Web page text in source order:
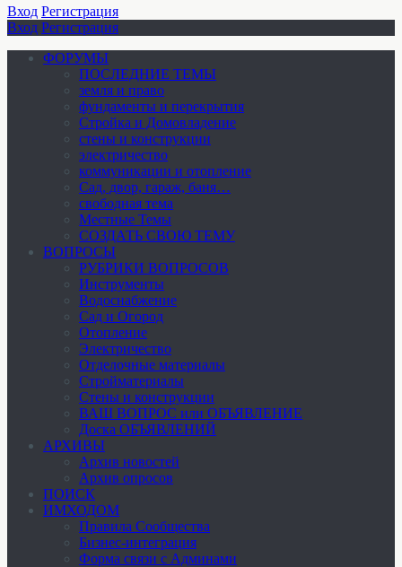
Вход Регистрация
Вход Регистрация
ФОРУМЫ
ПОСЛЕДНИЕ ТЕМЫ
земля и право
фундаменты и перекрытия
Стройка и Домовладение
стены и конструкции
электричество
коммуникации и отопление
Cад, двор, гараж, баня…
свободная тема
Местные Темы
СОЗДАТЬ СВОЮ ТЕМУ
ВОПРОСЫ
РУБРИКИ ВОПРОСОВ
Инструменты
Водоснабжение
Сад и Огород
Отопление
Электричество
Отделочные материалы
Стройматериалы
Стены и конструкции
ВАШ ВОПРОС или ОБЪЯВЛЕНИЕ
Доска ОБЪЯВЛЕНИЙ
АРХИВЫ
Архив новостей
Архив опросов
ПОИСК
ИМХОДОМ
Правила Сообщества
Бизнес-интеграция
Форма связи с Админами